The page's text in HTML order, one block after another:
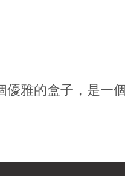
雅的盒子，是一